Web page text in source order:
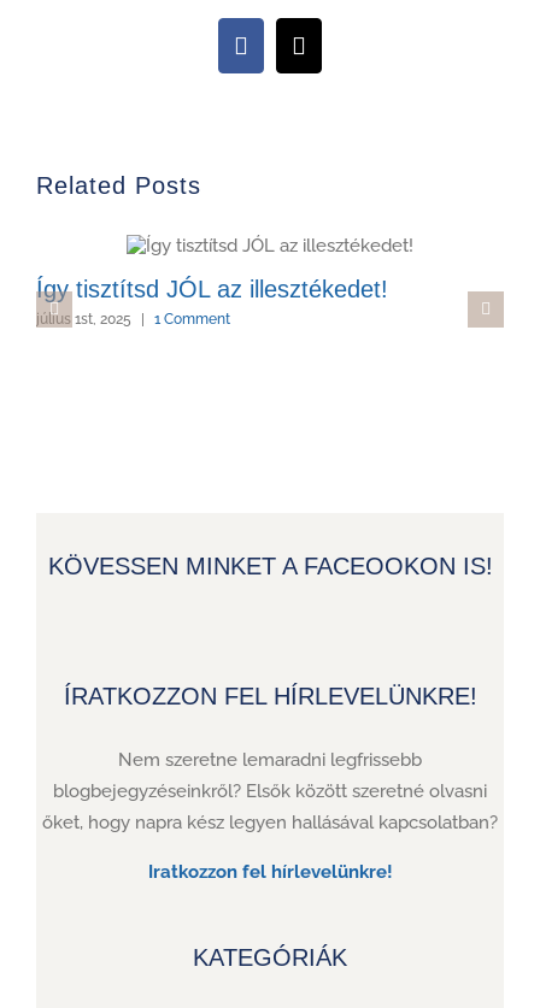
FacebookEmail
Related Posts
Így tisztítsd JÓL az illesztékedet!
július 1st, 2025 | 1 Comment
KÖVESSEN MINKET A FACEOOKON IS!
ÍRATKOZZON FEL HÍRLEVELÜNKRE!
Nem szeretne lemaradni legfrissebb
blogbejegyzéseinkről? Elsők között szeretné olvasni
őket, hogy napra kész legyen hallásával kapcsolatban?
Iratkozzon fel hírlevelünkre!
KATEGÓRIÁK